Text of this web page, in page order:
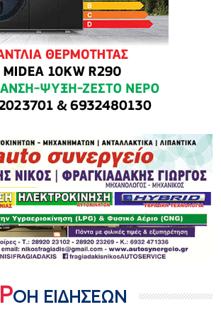
ΡΟΗ ΕΙΔΗΣΕΩΝ